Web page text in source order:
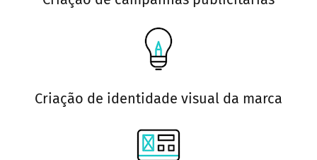
Criação de identidade visual da marca